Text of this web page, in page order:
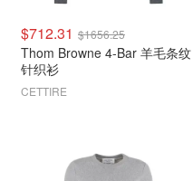
$712.31 $1656.25
Thom Browne 4-Bar 羊毛条纹
针织衫
CETTIRE